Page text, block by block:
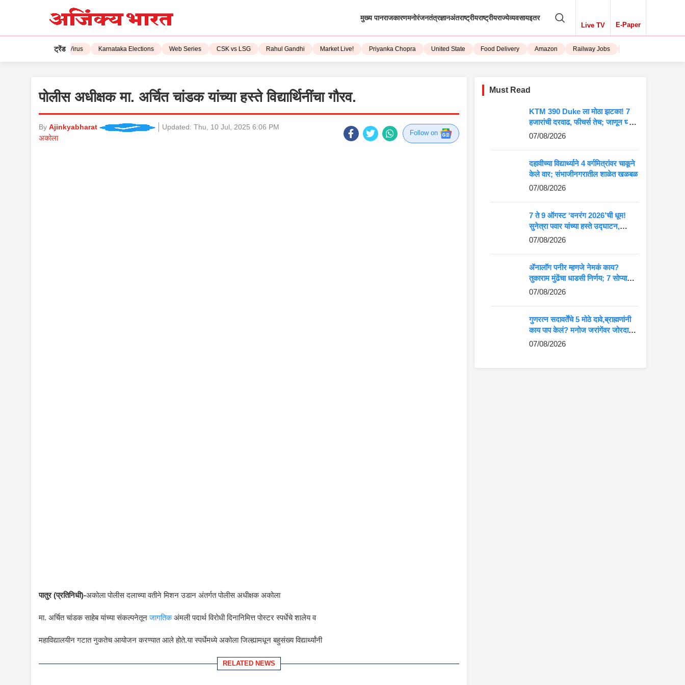
मुख्य पानराजकारणमनोरंजनतंत्रज्ञानअंतराष्ट्रीयराष्ट्रीयराज्येव्यवसायइतर
Live TV E-Paper
ट्रेंड
Corona Virus Karnataka Elections Web Series CSK vs LSG Rahul Gandhi Market Live! Priyanka Chopra United State Food Delivery Amazon Railway Jobs iPhone 15
पोलीस अधीक्षक मा. अर्चित चांडक यांच्या हस्ते विद्यार्थिनींचा गौरव.
By Ajinkyabharat Updated: Thu, 10 Jul, 2025 6:06 PM
अकोला
Follow on
पातुर (प्रतिनिधी)-अकोला पोलीस दलाच्या वतीने मिशन उडान अंतर्गत पोलीस अधीक्षक अकोला
मा. अर्चित चांडक साहेब यांच्या संकल्पनेतूनजागतिकअंमली पदार्थ विरोधी दिनानिमित्त पोस्टर स्पर्धेचे शालेय व
महाविद्यालयीन गटात नुकतेच आयोजन करण्यात आले होते.या स्पर्धेमध्ये अकोला जिल्ह्यामधून बहुसंख्य विद्यार्थ्यांनी
RELATED NEWS
Must Read
KTM 390 Duke ला मोठा झटका! 7
हजारांची दरवाढ, फीचर्स तेच; जाणून घ्या
5 मोठे बदल
07/08/2026
दहावीच्या विद्यार्थ्याने 4 वर्गमित्रांवर चाकूने
केले वार; संभाजीनगरातील शाळेत खळबळ
07/08/2026
7 ते 9 ऑगस्ट ‘वनरंग 2026’ची धूम!
सुनेत्रा पवार यांच्या हस्ते उद्घाटन,
आदिवासी कलेला मोठे व्यासपीठ
07/08/2026
ॲनालॉग पनीर म्हणजे नेमकं काय?
तुकाराम मुंढेंचा धाडसी निर्णय; 7 सोप्या
मार्गांनी ओळखा अस्सल की बनावट पनीर
07/08/2026
गुणरत्न सदावर्तेंचे 5 मोठे दावे,ब्राह्मणांनी
काय पाप केलं? मनोज जरांगेंवर जोरदार
टीका
07/08/2026